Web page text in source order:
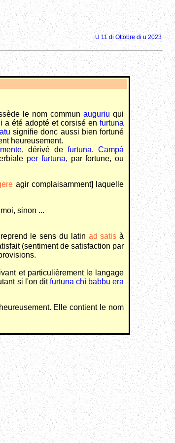
U 11 di Ottobre di u 2023
le nom commun auguriu qui
a été adopté et corsisé en furtuna
signifie donc aussi bien fortuné
heureusement.
, dérivé defurtuna.Campà
per furtuna, par fortune, ou
agir complaisamment] laquelle
sinon ...
le sens du latin ad satis à
(sentiment de satisfaction par
et particulièrement le langage
si l'on ditfurtuna chì babbu era
Elle contient le nom